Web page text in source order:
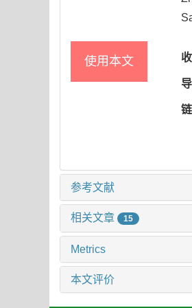
使用本文
参考文献
相关文章 15
Metrics
本文评价